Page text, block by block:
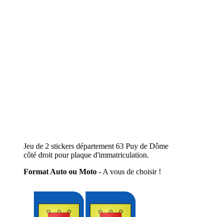
Jeu de 2 stickers département 63 Puy de Dôme
côté droit pour plaque d'immatriculation.
Format Auto ou Moto - A vous de choisir !